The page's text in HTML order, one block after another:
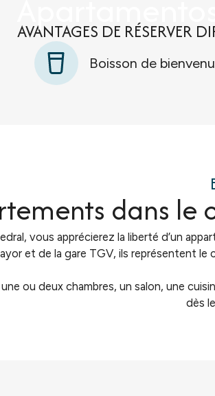
AVANTAGES DE RÉSERVER
Boisson de
dans le
vous apprécierez la liberté d’un
et de la gare TGV, ils représentent
ou deux chambres, un salon, une
dès